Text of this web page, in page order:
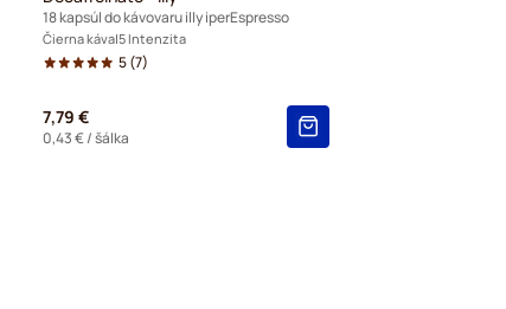
18 kapsúl do kávovaru illy iperEspresso
Čierna káva 5 Intenzita
5(7)
7,79 €
0,43 €/ šálka